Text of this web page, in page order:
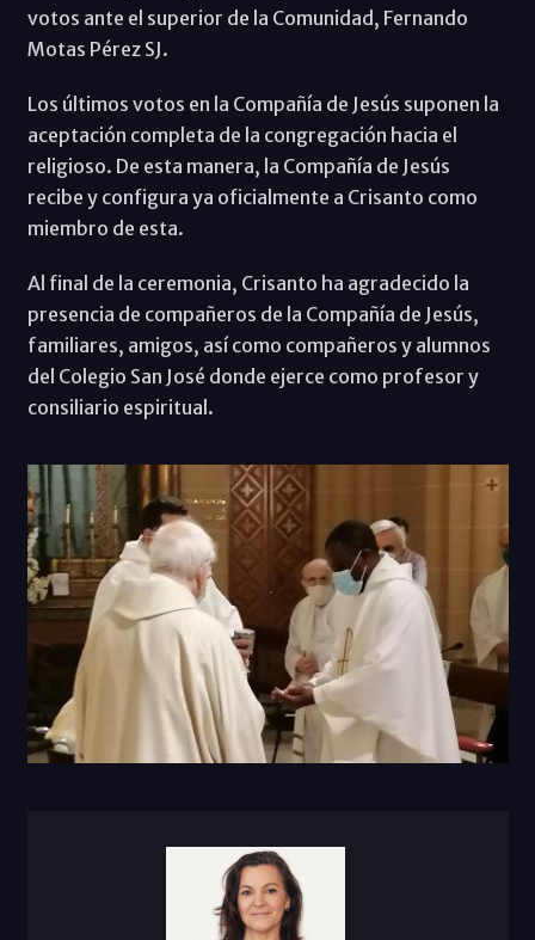
votos ante el superior de la Comunidad, Fernando
Motas Pérez SJ.
Los últimos votos en la Compañía de Jesús suponen la
aceptación completa de la congregación hacia el
religioso. De esta manera, la Compañía de Jesús
recibe y configura ya oficialmente a Crisanto como
miembro de esta.
Al final de la ceremonia, Crisanto ha agradecido la
presencia de compañeros de la Compañía de Jesús,
familiares, amigos, así como compañeros y alumnos
del Colegio San José donde ejerce como profesor y
consiliario espiritual.